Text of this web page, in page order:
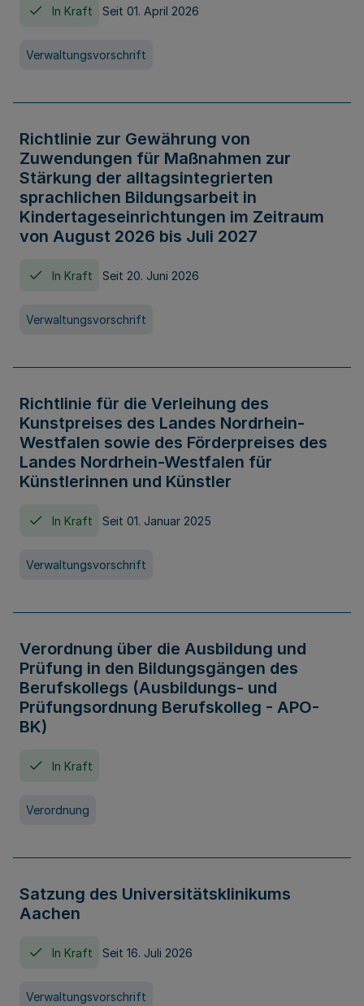
In Kraft Seit 01. April 2026
Verwaltungsvorschrift
Richtlinie zur Gewährung von
Zuwendungen für Maßnahmen zur
Stärkung der alltagsintegrierten
sprachlichen Bildungsarbeit in
Kindertageseinrichtungen im Zeitraum
von August 2026 bis Juli 2027
In Kraft Seit 20. Juni 2026
Verwaltungsvorschrift
Richtlinie für die Verleihung des
Kunstpreises des Landes Nordrhein-
Westfalen sowie des Förderpreises des
Landes Nordrhein-Westfalen für
Künstlerinnen und Künstler
In Kraft Seit 01. Januar 2025
Verwaltungsvorschrift
Verordnung über die Ausbildung und
Prüfung in den Bildungsgängen des
Berufskollegs (Ausbildungs- und
Prüfungsordnung Berufskolleg - APO-
BK)
In Kraft
Verordnung
Satzung des Universitätsklinikums
Aachen
In Kraft Seit 16. Juli 2026
Verwaltungsvorschrift